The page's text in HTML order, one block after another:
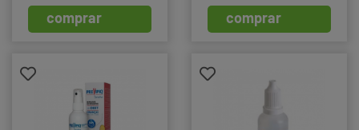
comprar comprar